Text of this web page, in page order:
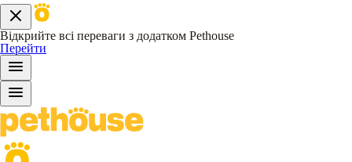
Відкрийте всі переваги з додатком Pethouse
Перейти